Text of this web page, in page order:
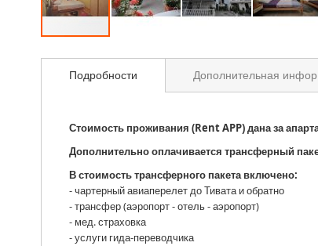
Подробности
Стоимость проживания (Rent APP) дана за
Дополнительно оплачивается трансферный
В стоимость трансферного пакета включено:
- чартерный авиаперелет до Тивата и обратно
- трансфер (аэропорт - отель - аэропорт)
- мед. страховка
- услуги гида-переводчика
Дополнительная